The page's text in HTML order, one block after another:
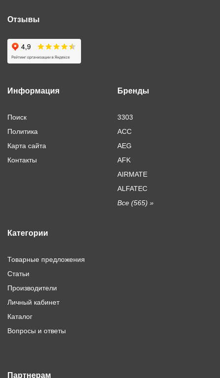
Отзывы
Информация
Поиск
Политика
Карта сайта
Контакты
Бренды
3303
ACC
AEG
AFK
AIRMATE
ALFATEC
Все (565) »
Категории
Товарные предложения
Статьи
Производители
Личный кабинет
Каталог
Вопросы и ответы
Партнерам